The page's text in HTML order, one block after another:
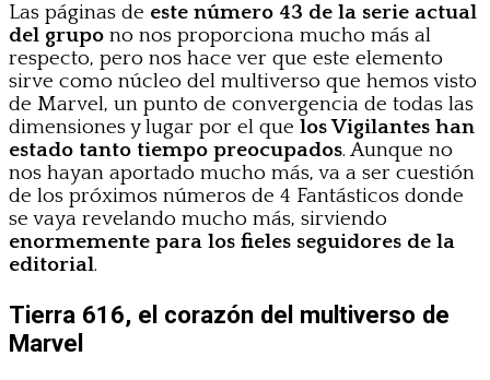
Las páginas de este número 43 de la serie actual
del grupo no nos proporciona mucho más al
respecto, pero nos hace ver que este elemento
sirve como núcleo del multiverso que hemos visto
de Marvel, un punto de convergencia de todas las
dimensiones y lugar por el que los Vigilantes han
estado tanto tiempo preocupados. Aunque no
nos hayan aportado mucho más, va a ser cuestión
de los próximos números de 4 Fantásticos donde
se vaya revelando mucho más, sirviendo
enormemente para los fieles seguidores de la
editorial.
Tierra 616, el corazón del multiverso de
Marvel